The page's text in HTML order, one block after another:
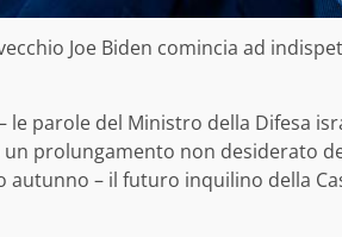
Joe Biden comincia ad
le parole del Ministro della Difesa
prolungamento non desiderato
– il futuro inquilino della